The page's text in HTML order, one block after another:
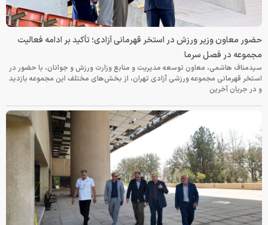
حضور معاون وزیر ورزش در استخر قهرمانی آزادی؛ تأکید بر ادامه فعالیت
مجموعه در فصل سرما
سیدمناف هاشمی، معاون توسعه مدیریت و منابع وزارت ورزش و جوانان، با حضور در
استخر قهرمانی مجموعه ورزشی آزادی تهران، از بخش‌های مختلف این مجموعه بازدید
و در جریان آخرین